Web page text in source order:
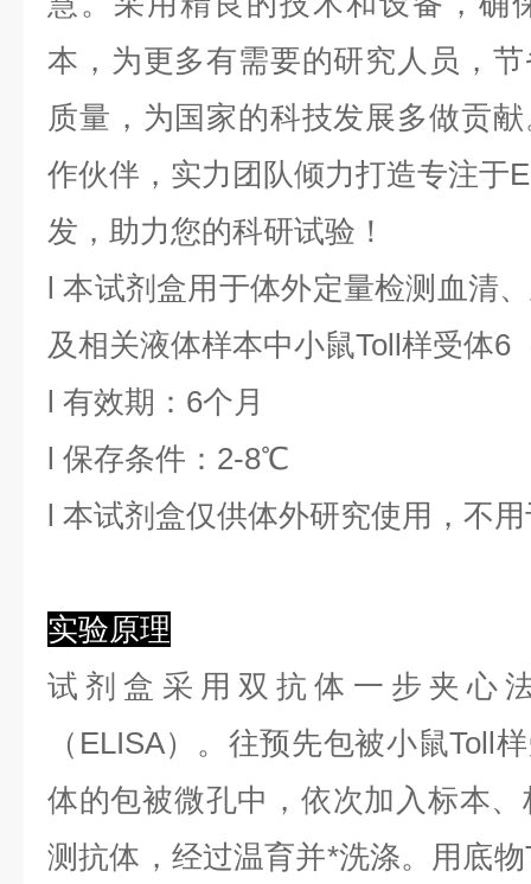
本，为更多有需要的研究人员，
质量，为国家的科技发展多做贡
作伙伴，实力团队倾力打造专注于
发，助力您的科研试验！
l本试剂盒用于体外定量检测血清
及相关液体样本中小鼠Toll样受体6
l 有效期：6个月
l 保存条件： 2-8℃
l 本试剂盒仅供体外研究使用，不
实验原理
试剂盒采用双抗体一步夹心
（ELISA）。往预先包被小鼠Toll
体的包被微孔中，依次加入标本
测抗体，经过温育并*洗涤。用底